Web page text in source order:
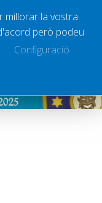
millorar la vostra
però podeu
Configuració